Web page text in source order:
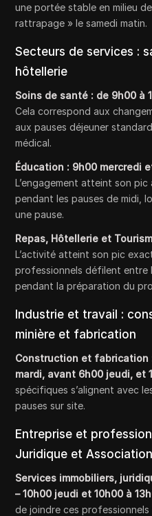
une portée stable en milieu
rattrapage » le samedi matin.
Secteurs de services :
hôtellerie
Soins de santé : de 9h00 à
Cela correspond aux
aux pauses déjeuner
médical.
Éducation : 9h00 mercredi
L’engagement atteint son
pendant les pauses de midi,
une pause.
Repas, Hôtellerie et
L’activité atteint son pic
professionnels défilent entre
pendant la préparation du
Industrie et travail :
minière et fabrication
Construction et fabrication
mardi, avant 6h00 jeudi, et
spécifiques s’alignent avec
pauses sur site.
Entreprise et
Juridique et
Services immobiliers,
– 10h00 jeudi et 10h00 à
de joindre ces